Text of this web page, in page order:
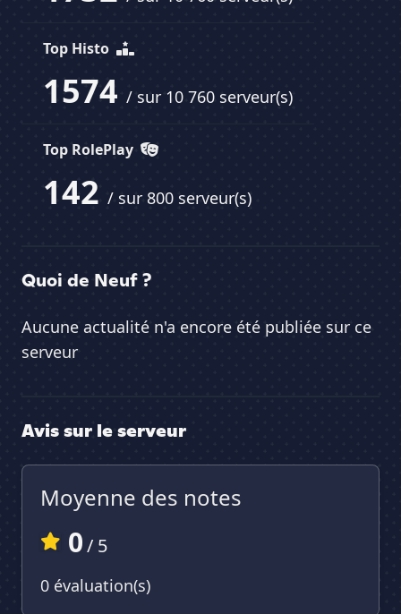
Top Histo
1574 / sur 10 760 serveur(s)
Top RolePlay
142 / sur 800 serveur(s)
Quoi de Neuf ?
Aucune actualité n'a encore été publiée sur ce
serveur
Avis sur le serveur
Moyenne des notes
0/ 5
0 évaluation(s)